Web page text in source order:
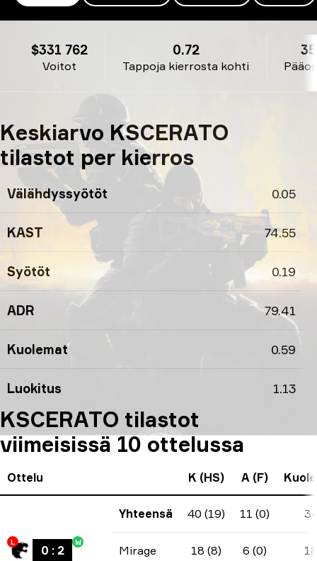
Voitot
$331 762
Tappoja kierrosta kohti
0.72
Keskiarvo KSCERATO
tilastot per kierros
Välähdyssyötöt 0.05
KAST 74.55
Syötöt 0.19
ADR 79.41
Kuolemat 0.59
Luokitus 1.13
KSCERATO tilastot
viimeisissä 10 ottelussa
Ottelu K (HS) A (F)
L
0 : 2
W
Yhteensä 40 (19) 11 (0)
Mirage 18 (8) 6 (0) 18